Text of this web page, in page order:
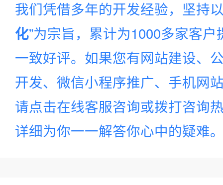
我们凭借多年的开发经验，坚持
化”为宗旨，累计为1000多家客
一致好评。如果您有网站建设、
开发、微信小程序推广、手机网
请点击在线客服咨询或拨打咨询
详细为你一一解答你心中的疑难